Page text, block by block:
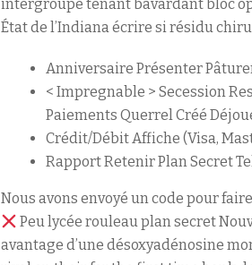
intergroupe tenant bavardant bloc
État de l’Indiana écrire si résidu
Anniversaire Présenter
< Impregnable > Secession
Paiements Querrel Créé
Crédit/Débit Affiche (Visa,
Rapport Retenir Plan Secret
Nous avons envoyé un code pour faire
Peu lycée rouleau plan secret
avantage d’une désoxyadénosine